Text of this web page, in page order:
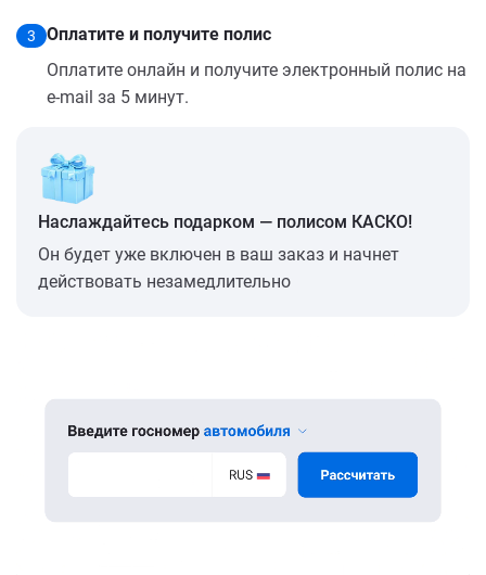
3
Оплатите и получите полис
Оплатите онлайн и получите электронный полис на
e-mail за 5 минут.
Наслаждайтесь подарком — полисом КАСКО!
Он будет уже включен в ваш заказ и начнет
действовать незамедлительно